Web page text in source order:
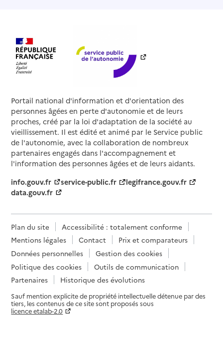
Portail national d'information et d'orientation des
personnes âgées en perte d'autonomie et de leurs
proches, créé par la loi d'adaptation de la société au
vieillissement. Il est édité et animé par le Service public
de l'autonomie, avec la collaboration de nombreux
partenaires engagés dans l'accompagnement et
l'information des personnes âgées et de leurs aidants.
info.gouv.fr
service-public.fr
legifrance.gouv.fr
data.gouv.fr
Plan du site
Accessibilité : totalement conforme
Mentions légales
Contact
Prix et comparateurs
Données personnelles
Gestion des cookies
Politique des cookies
Outils de communication
Partenaires
Historique des évolutions
Sauf mention explicite de propriété intellectuelle détenue par des
tiers, les contenus de ce site sont proposés sous
licence etalab-2.0